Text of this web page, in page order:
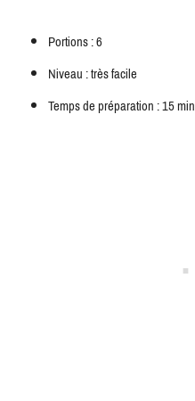
Portions : 6
Niveau : très facile
Temps de préparation : 15 min